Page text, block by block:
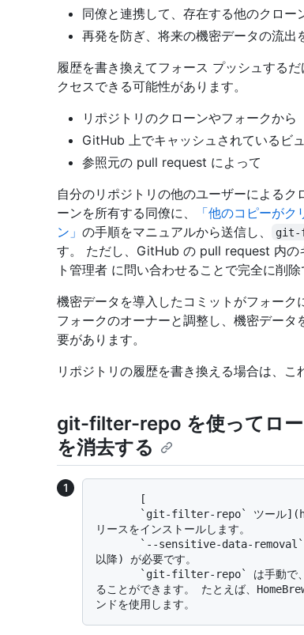
同僚と連携して、存在する他のクロー
再発を防ぎ、将来の機密データの流出
履歴を書き換えてフォース プッシュする
クセスできる可能性があります。
リポジトリのクローンやフォークから
GitHub 上でキャッシュされているビ
参照元の pull request によって
自分のリポジトリの他のユーザーによる
ーンを所有する同僚に、
「他のコピーが
ン」 の手順をマニュアルから送信し、 git-
す。 ただし、GitHub の pull request 内の
ト管理者 に問い合わせることで完全に削除
機密データを導入したコミットがフォーク
フォークのオーナーと調整し、機密デー
要があります。
リポジトリの履歴を書き換える場合は、こ
git-filter-repo を使ってロ
を消去する
リースをインストールします。
以降) が必要です。
ることができます。 たとえば、